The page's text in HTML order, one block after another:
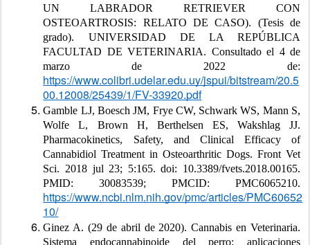
UN LABRADOR RETRIEVER CON
OSTEOARTROSIS: RELATO DE CASO). (Tesis de
grado). UNIVERSIDAD DE LA REPÚBLICA
FACULTAD DE VETERINARIA. Consultado el 4 de
https://www.colibri.udelar.edu.uy/jspui/bitstream/20.5
00.12008/25439/1/FV-33920.pdf
Gamble LJ, Boesch JM, Frye CW, Schwark WS, Mann S,
Wolfe L, Brown H, Berthelsen ES, Wakshlag JJ.
Pharmacokinetics, Safety, and Clinical Efficacy of
Cannabidiol Treatment in Osteoarthritic Dogs. Front Vet
Sci. 2018 jul 23; 5:165. doi: 10.3389/fvets.2018.00165.
https://www.ncbi.nlm.nih.gov/pmc/articles/PMC60652
10/
Ginez A. (29 de abril de 2020). Cannabis en Veterinaria.
Sistema endocannabinoide del perro: aplicaciones